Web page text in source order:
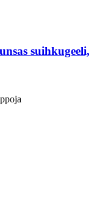
suihkugeeli,